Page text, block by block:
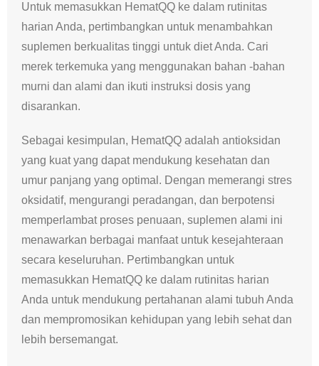
Untuk memasukkan HematQQ ke dalam rutinitas
harian Anda, pertimbangkan untuk menambahkan
suplemen berkualitas tinggi untuk diet Anda. Cari
merek terkemuka yang menggunakan bahan -bahan
murni dan alami dan ikuti instruksi dosis yang
disarankan.
Sebagai kesimpulan, HematQQ adalah antioksidan
yang kuat yang dapat mendukung kesehatan dan
umur panjang yang optimal. Dengan memerangi stres
oksidatif, mengurangi peradangan, dan berpotensi
memperlambat proses penuaan, suplemen alami ini
menawarkan berbagai manfaat untuk kesejahteraan
secara keseluruhan. Pertimbangkan untuk
memasukkan HematQQ ke dalam rutinitas harian
Anda untuk mendukung pertahanan alami tubuh Anda
dan mempromosikan kehidupan yang lebih sehat dan
lebih bersemangat.